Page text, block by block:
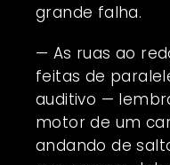
grande falha.
— As ruas ao
feitas de
auditivo —
motor de um
andando de